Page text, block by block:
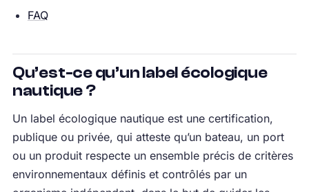
FAQ
Qu’est-ce qu’un label écologique
nautique ?
Un label écologique nautique est une certification,
publique ou privée, qui atteste qu’un bateau, un port
ou un produit respecte un ensemble précis de critères
environnementaux définis et contrôlés par un